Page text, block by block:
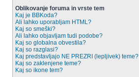
Oblikovanje foruma in vrste tem
Kaj je BBKoda?
Ali lahko uporabljam HTML?
Kaj so smeški?
Ali lahko objavljam tudi podobe?
Kaj so globalna obvestila?
Kaj so razglasi?
Kaj predstavljajo NE PREZRI (lepljivek) teme?
Kaj so zaklenjene teme?
Kaj so ikone tem?